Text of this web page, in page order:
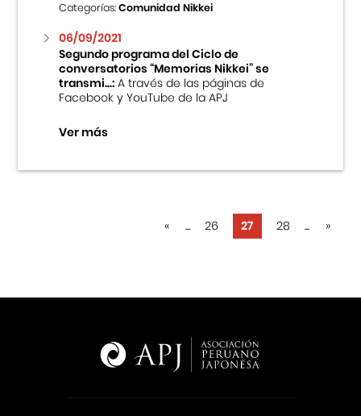
Categorías:Comunidad Nikkei
06/09/2021
Segundo programa del Ciclo de
conversatorios “Memorias Nikkei” se
transmi...:A través de las páginas de
Facebook y YouTube de la APJ
Ver más
« ... 26 27 28 ... »